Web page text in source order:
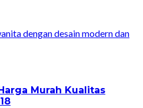
Murah Kualitas